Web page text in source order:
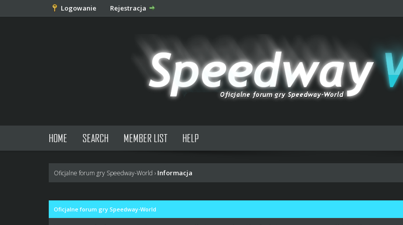
Logowanie Rejestracja
HOME SEARCH MEMBER LIST HELP
Oficjalne forum gry Speedway-World › Informacja
Oficjalne forum gry Speedway-World